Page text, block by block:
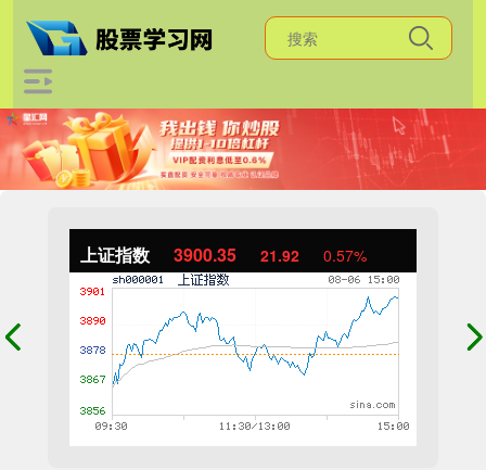
上证指数 3900.35 21.92 0.57%